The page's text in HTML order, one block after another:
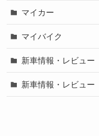
マイカー
マイバイク
新車情報・レビュー
新車情報・レビュー